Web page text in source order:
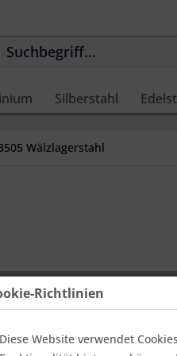
Silberstahl
Wälzlagerstahl
Richtlinien
Diese Website verwendet